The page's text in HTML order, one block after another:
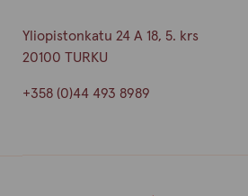
Yliopistonkatu 24 A 18, 5. krs
20100 TURKU
+358 (0)44 493 8989